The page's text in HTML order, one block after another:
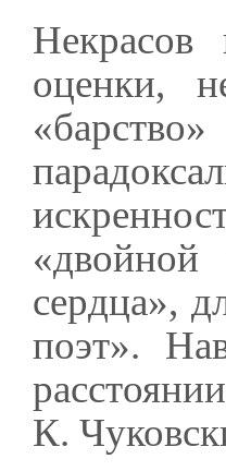
Некрасов
оценки,
сердца»,
поэт».
К.